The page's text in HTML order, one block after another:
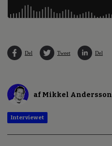
Del Tweet Del
af Mikkel Andersson
Interviewet